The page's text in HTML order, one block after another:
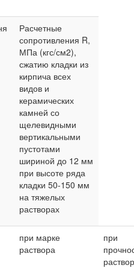
Расчетные
сопротивления R,
МПа (кгс/см2),
сжатию кладки из
кирпича всех
видов и
керамических
камней со
щелевидными
вертикальными
пустотами
шириной до 12 мм
при высоте ряда
кладки 50-150 мм
на тяжелых
растворах
при марке
раствора
при